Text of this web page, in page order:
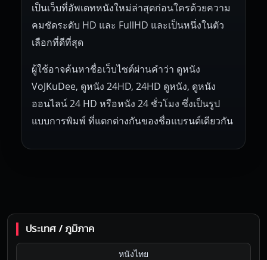
เป็นเว็บที่อัพเดทหนังใหม่ล่าสุดก่อนใครด้วยความ
คมชัดระดับ HD และ FullHD และเป็นหนึ่งในตัว
เลือกที่ดีที่สุด
ผู้ใช้อาจค้นหาชื่อเว็บไซต์ผ่านคำว่า ดูหนัง
VoJKuDee, ดูหนัง 24HD, 24HD ดูหนัง, ดูหนัง
ออนไลน์ 24 HD หรือหนัง 24 ชั่วโมง ซึ่งเป็นรูป
แบบการพิมพ์ ที่แตกต่างกันของชื่อแบรนด์เดียวกัน
ประเทศ / ภูมิภาค
หนังไทย